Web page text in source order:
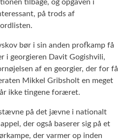
tilbage, og opgaven i
på trods af
bør i sin anden profkamp få
i georgieren Davit Gogishvili,
af en georgier, der for få
Mikkel Gribsholt en meget
ikke tingene foræret.
på det jævne i nationalt
der også baserer sig på et
der varmer op inden